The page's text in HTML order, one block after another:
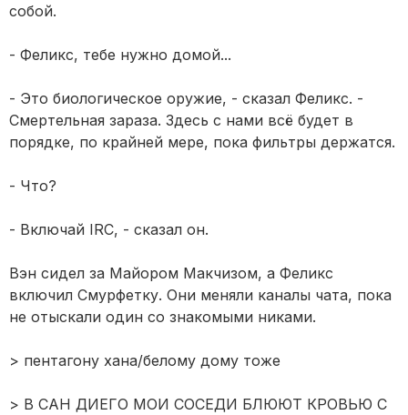
собой.
- Феликс, тебе нужно домой...
- Это биологическое оружие, - сказал Феликс. -
Смертельная зараза. Здесь с нами всё будет в
порядке, по крайней мере, пока фильтры держатся.
- Что?
- Включай IRC, - сказал он.
Вэн сидел за Майором Макчизом, а Феликс
включил Смурфетку. Они меняли каналы чата, пока
не отыскали один со знакомыми никами.
> пентагону хана/белому дому тоже
> В САН ДИЕГО МОИ СОСЕДИ БЛЮЮТ КРОВЬЮ С